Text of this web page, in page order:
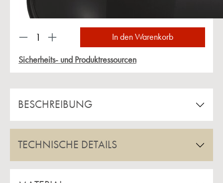
Produkt Anzahl: Gib den gewünschten Wert
In den Warenkorb
Sicherheits- und Produktressourcen
BESCHREIBUNG
TECHNISCHE DETAILS